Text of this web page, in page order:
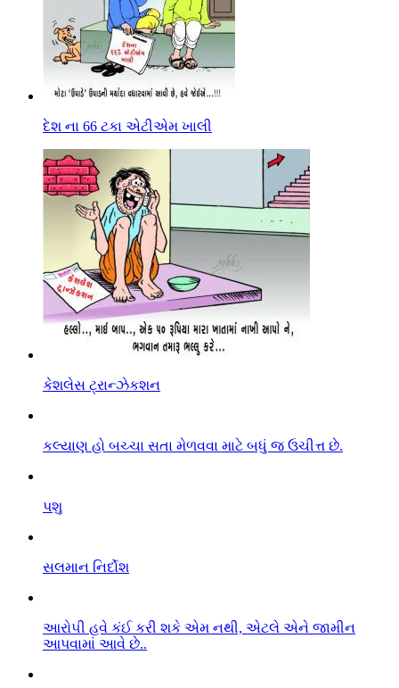
દેશ ના 66 ટકા એટીએમ ખાલી
કેશલેસ ટ્રાન્ઝેકશન
કલ્યાણ હો બચ્ચા સતા મેળવવા માટે બધું જ ઉચીત્ત છે.
પશુ
સલમાન નિર્દોશ
આરો૫ી હવે કંઈ કરી શકે એમ નથી, એટલે એને જામીન
આપવામાં આવે છે..